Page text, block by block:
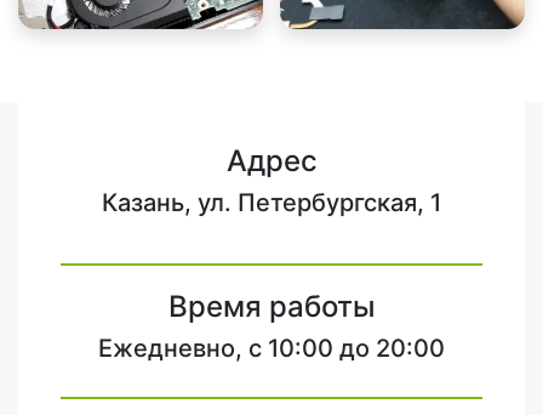
Адрес
Казань, ул. Петербургская, 1
Время работы
Ежедневно, с 10:00 до 20:00